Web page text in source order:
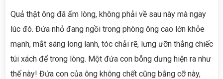
Quả thật ông đã ấm lòng, không phải về sau này mà ngay
lúc đó. Đứa nhỏ đang ngồi trong phòng ông cao lớn khỏe
mạnh, mắt sáng long lanh, tóc chải rẽ, lưng ưỡn thẳng chiếc
túi xách để trong lòng. Một đứa con bỗng dưng hiện ra như
thế này! Đứa con của ông không chết cũng bằng cỡ này,